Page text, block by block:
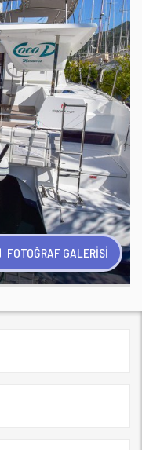
FOTOĞRAF GALERİSİ